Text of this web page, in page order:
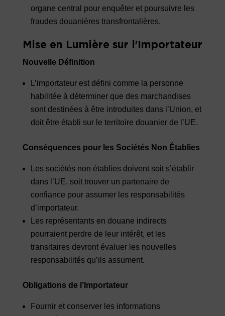
organe central pour enquêter et poursuivre les
fraudes douanières transfrontalières.
Mise en Lumière sur l’Importateur
Nouvelle Définition
L’importateur est défini comme la personne
habilitée à déterminer que des marchandises
sont destinées à être introduites dans l’Union, et
doit être établi sur le territoire douanier de l’UE.
Conséquences pour les Sociétés Non Établies
Les sociétés non établies doivent soit s’établir
dans l’UE, soit trouver un partenaire de
confiance pour assumer les responsabilités
d’importateur.
Les représentants en douane indirects
pourraient perdre de leur intérêt, et les
transitaires devront évaluer les nouvelles
responsabilités qu’ils assument.
Obligations de l’Importateur
Fournir et conserver les informations